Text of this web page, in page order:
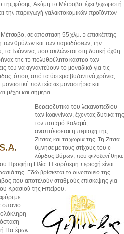
της φύσης. Ακόμη το Μέτσοβο, έχει ξεχωριστή
την παραγωγή γαλακτοκομικών προϊόντων
σε απόσταση 55 χλμ. ο επισκέπτης
των θρύλων και των παραδόσεων, την
Ιωάννινα, που απλώνεται στη δυτική όχθη
της το πολυθρύλητο κάστρο των
του να αγναντεύουν το μοναδικό για τις
όπου, από τα ύστερα βυζαντινά χρόνια,
πολιτεία σε μοναστήρια και
μέχρι και σήμερα.
Βορειοδυτικά του λεκανοπεδίου
των Ιωαννίνων, έχοντας δυτικά της
τον ποταμό Καλαμά,
αναπτύσσεται η περιοχή της
Ζίτσας και τα χωριά της. Τη Ζίτσα
ύμνησε με τους στίχους του ο
λόρδος Βύρων, που φιλοξενήθηκε
Προφήτη Ηλία. Η ευρύτερη περιοχή είναι
της. Εδώ βρίσκεται το οινοποιείο της
που αποτελούν σταθμούς επίσκεψης για
Κρασιού της Ηπείρου.
με
σπάνιο
ολόκληρη
Πατέρων